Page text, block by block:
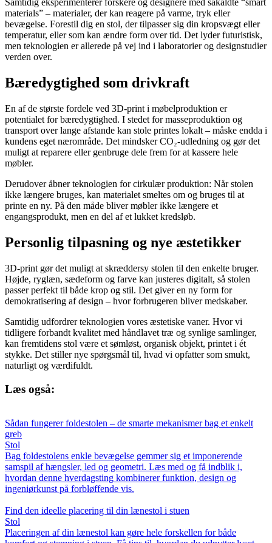
Samtidig eksperimenterer forskere og designere med såkaldte “smart
materials” – materialer, der kan reagere på varme, tryk eller
bevægelse. Forestil dig en stol, der tilpasser sig din kropsvægt eller
temperatur, eller som kan ændre form over tid. Det lyder futuristisk,
men teknologien er allerede på vej ind i laboratorier og designstudier
verden over.
Bæredygtighed som drivkraft
En af de største fordele ved 3D-print i møbelproduktion er
potentialet for bæredygtighed. I stedet for masseproduktion og
transport over lange afstande kan stole printes lokalt – måske endda i
kundens eget nærområde. Det mindsker CO₂-udledning og gør det
muligt at reparere eller genbruge dele frem for at kassere hele
møbler.
Derudover åbner teknologien for cirkulær produktion: Når stolen
ikke længere bruges, kan materialet smeltes om og bruges til at
printe en ny. På den måde bliver møbler ikke længere et
engangsprodukt, men en del af et lukket kredsløb.
Personlig tilpasning og nye æstetikker
3D-print gør det muligt at skræddersy stolen til den enkelte bruger.
Højde, ryglæn, sædeform og farve kan justeres digitalt, så stolen
passer perfekt til både krop og stil. Det giver en ny form for
demokratisering af design – hvor forbrugeren bliver medskaber.
Samtidig udfordrer teknologien vores æstetiske vaner. Hvor vi
tidligere forbandt kvalitet med håndlavet træ og synlige samlinger,
kan fremtidens stol være et sømløst, organisk objekt, printet i ét
stykke. Det stiller nye spørgsmål til, hvad vi opfatter som smukt,
naturligt og værdifuldt.
Læs også:
Sådan fungerer foldestolen – de smarte mekanismer bag et enkelt
greb
Stol
Bag foldestolens enkle bevægelse gemmer sig et imponerende
samspil af hængsler, led og geometri. Læs med og få indblik i,
hvordan denne hverdagsting kombinerer funktion, design og
ingeniørkunst på forbløffende vis.
Find den ideelle placering til din lænestol i stuen
Stol
Placeringen af din lænestol kan gøre hele forskellen for både